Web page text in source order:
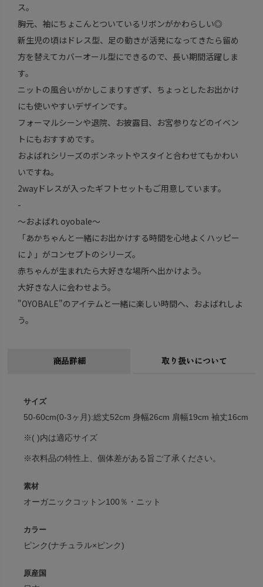
ス。
胸元、袖にちょこんとついているリボンがかわらしい◎
新生児の頃はドレス型、足の動きが活発になってきたら留め
方を替えてカバーオール型にできるので、長い期間活躍しま
す。
ニットの風合いがかしこまりすぎず、ちょっとしたお出かけ
にも使いやすいデザインです。
フォーマルシーンや退院、お披露目、お宮参りなどのイベン
トにもおすすめです。
およばれシリーズのボンネットやスタイと合わせてもかわい
いですね。
2wayドレスが入ったギフトセットもご用意しています。
-
～およばれ oyobale～
「あかちゃんと一緒にお出かけする時間を心地よくハッピー
に♪」がコンセプトのシリーズ。
赤ちゃんが生まれたら大好きな場所へ出かけよう。
大好きな人に会わせよう。
"OYOBALE"のアイテムと一緒に楽しい時間へ、およばれしよ
う。
商品詳細 取り扱いについて
サイズ
50-60cm(0-3ヶ月):総丈52cm 身幅26cm 肩幅19cm 袖丈16cm
※( )内は適応サイズ
※衣料品の特性上、個体差がある旨ご了承ください。
素材
オーガニックコットン100％・ニット
カラー
ピンク(ナチュラル×ピンク)
原産国